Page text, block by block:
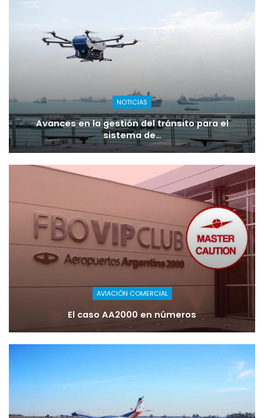
NOTICIAS
Avances en la gestión del tránsito para el
sistema de…
AVIACIÓN COMERCIAL
El caso AA2000 en números